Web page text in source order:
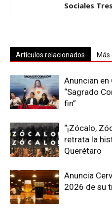
Sociales
Artículos relacionados
Anuncian
“Sagrado
fin”
“¡Zócalo,
retrata la
Querétaro
Anuncia
2026 de su